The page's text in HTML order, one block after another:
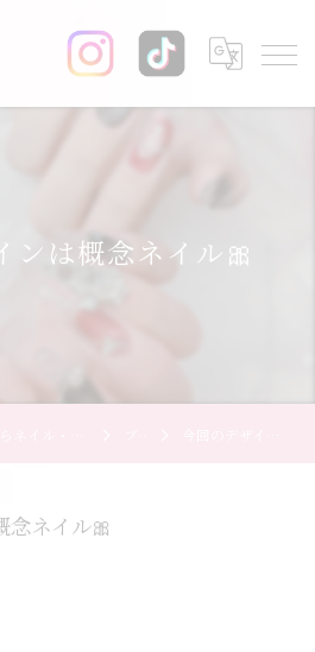
ンは概念ネイル🎀
念ネイル🎀